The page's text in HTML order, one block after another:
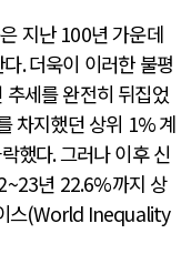
지난 100년 가운데
다.더욱이 이러한 불평
세를 완전히 뒤집었
차지했던 상위 1%계
했다.그러나 이후 신
년 22.6%까지 상
스(World Inequality